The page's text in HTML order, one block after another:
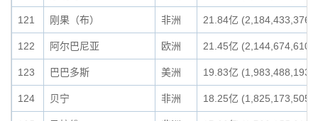
121 刚果（布） 非洲 21.84亿 (2,184,433,376)
122 阿尔巴尼亚 欧洲 21.45亿 (2,144,674,610)
123 巴巴多斯 美洲 19.83亿 (1,983,488,193)
124 贝宁 非洲 18.25亿 (1,825,173,505)